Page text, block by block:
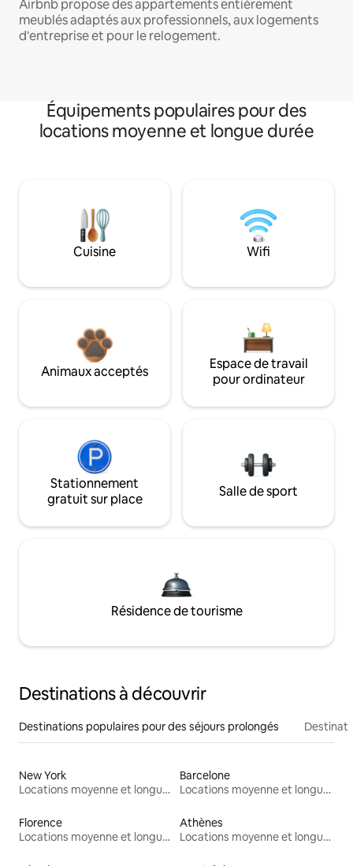
Airbnb propose des appartements entièrement
meublés adaptés aux professionnels, aux logements
d'entreprise et pour le relogement.
Équipements populaires pour des
locations moyenne et longue durée
Cuisine Wifi
Animaux acceptés
Espace de travail
pour ordinateur
Stationnement
gratuit sur place
Salle de sport
Résidence de tourisme
Destinations à découvrir
Destinations populaires pour des séjours prolongés
New York
Locations moyenne et longue durée
Barcelone
Locations moyenne et longue durée
Florence
Locations moyenne et longue durée
Athènes
Locations moyenne et longue durée